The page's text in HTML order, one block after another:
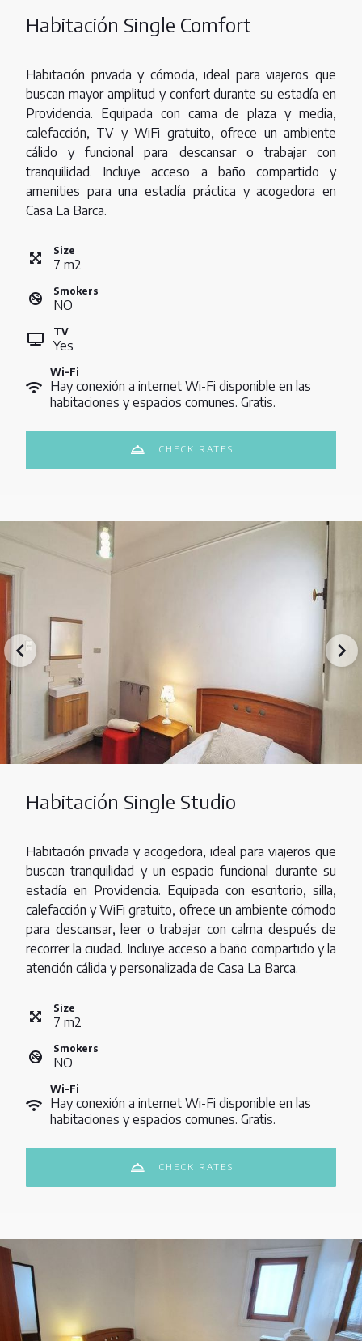
Habitación Single Comfort
Habitación privada y cómoda, ideal para viajeros que
buscan mayor amplitud y confort durante su estadía en
Providencia. Equipada con cama de plaza y media,
calefacción, TV y WiFi gratuito, ofrece un ambiente
cálido y funcional para descansar o trabajar con
tranquilidad. Incluye acceso a baño compartido y
amenities para una estadía práctica y acogedora en
Casa La Barca.
Size
7 m2
Smokers
NO
TV
Yes
Wi-Fi
Hay conexión a internet Wi-Fi disponible en las
habitaciones y espacios comunes. Gratis.
CHECK RATES
Habitación Single Studio
Habitación privada y acogedora, ideal para viajeros que
buscan tranquilidad y un espacio funcional durante su
estadía en Providencia. Equipada con escritorio, silla,
calefacción y WiFi gratuito, ofrece un ambiente cómodo
para descansar, leer o trabajar con calma después de
recorrer la ciudad. Incluye acceso a baño compartido y la
atención cálida y personalizada de Casa La Barca.
Size
7 m2
Smokers
NO
Wi-Fi
Hay conexión a internet Wi-Fi disponible en las
habitaciones y espacios comunes. Gratis.
CHECK RATES